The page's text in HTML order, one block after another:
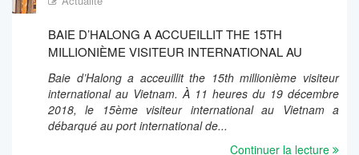
BAIE D’HALONG A ACCUEILLIT THE 15TH
MILLIONIÈME VISITEUR INTERNATIONAL AU
Baie d’Halong a acceuillit the 15th millionième visiteur
international au Vietnam. À 11 heures du 19 décembre
2018, le 15ème visiteur international au Vietnam a
débarqué au port international de...
Continuer la lecture